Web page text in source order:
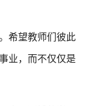
希望教师们彼此
业，而不仅仅是